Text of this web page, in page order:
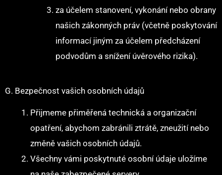
za účelem stanovení, vykonání nebo obrany
našich zákonných práv (včetně poskytování
informací jiným za účelem předcházení
podvodům a snížení úvěrového rizika).
G. Bezpečnost vašich osobních údajů
Přijmeme přiměřená technická a organizační
opatření, abychom zabránili ztrátě, zneužití nebo
změně vašich osobních údajů.
Všechny vámi poskytnuté osobní údaje uložíme